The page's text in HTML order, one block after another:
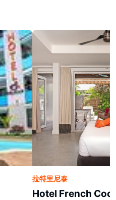
拉特里尼泰
Hotel French